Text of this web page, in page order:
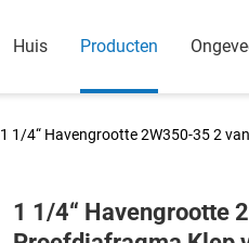
Huis Producten
1 1/4“ Havengrootte 2W350-35 2
1 1/4“ Havengrootte